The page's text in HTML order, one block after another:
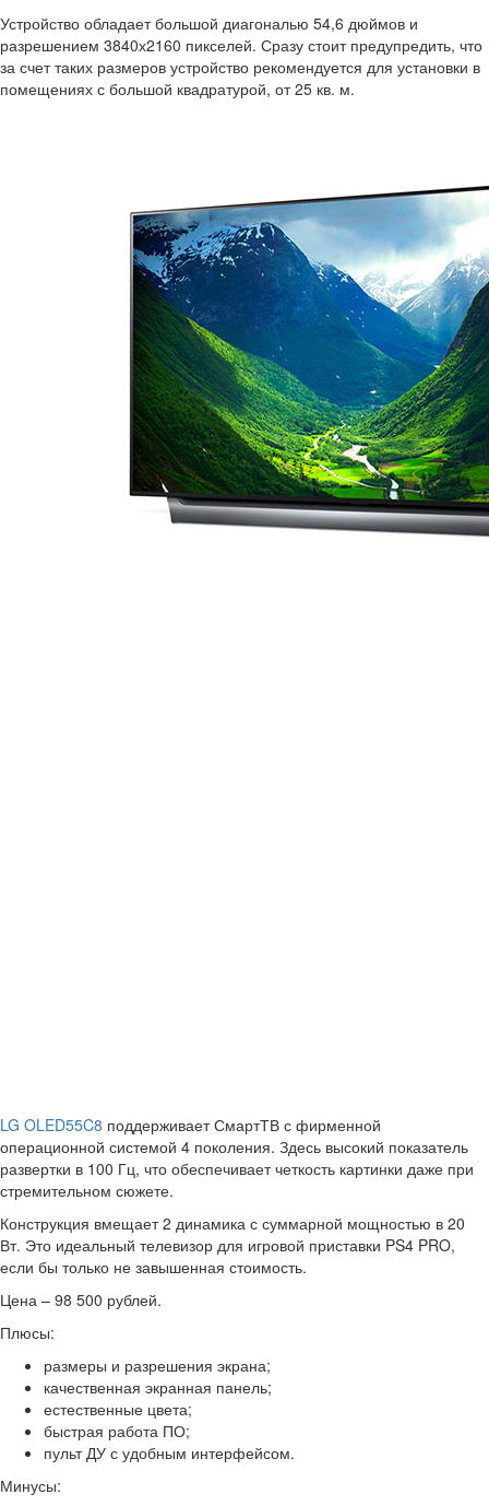
Устройство обладает большой диагональю 54,6 дюймов и
разрешением 3840х2160 пикселей. Сразу стоит предупредить, что
за счет таких размеров устройство рекомендуется для установки в
помещениях с большой квадратурой, от 25 кв. м.
LG OLED55C8 поддерживает СмартТВ с фирменной
операционной системой 4 поколения. Здесь высокий показатель
развертки в 100 Гц, что обеспечивает четкость картинки даже при
стремительном сюжете.
Конструкция вмещает 2 динамика с суммарной мощностью в 20
Вт. Это идеальный телевизор для игровой приставки PS4 PRO,
если бы только не завышенная стоимость.
Цена – 98 500 рублей.
Плюсы:
размеры и разрешения экрана;
качественная экранная панель;
естественные цвета;
быстрая работа ПО;
пульт ДУ с удобным интерфейсом.
Минусы: